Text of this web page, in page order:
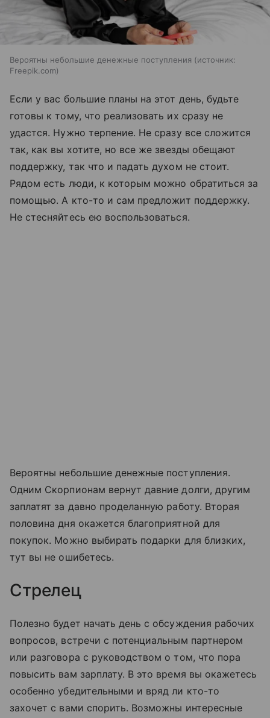
Вероятны небольшие денежные поступления
источник:
Freepik.com
Если у вас большие планы на этот день, будьте
готовы к тому, что реализовать их сразу не
удастся. Нужно терпение. Не сразу все сложится
так, как вы хотите, но все же звезды обещают
поддержку, так что и падать духом не стоит.
Рядом есть люди, к которым можно обратиться за
помощью. А кто-то и сам предложит поддержку.
Не стесняйтесь ею воспользоваться.
Вероятны небольшие денежные поступления.
Одним Скорпионам вернут давние долги, другим
заплатят за давно проделанную работу. Вторая
половина дня окажется благоприятной для
покупок. Можно выбирать подарки для близких,
тут вы не ошибетесь.
Стрелец
Полезно будет начать день с обсуждения рабочих
вопросов, встречи с потенциальным партнером
или разговора с руководством о том, что пора
повысить вам зарплату. В это время вы окажетесь
особенно убедительными и вряд ли кто-то
захочет с вами спорить. Возможны интересные